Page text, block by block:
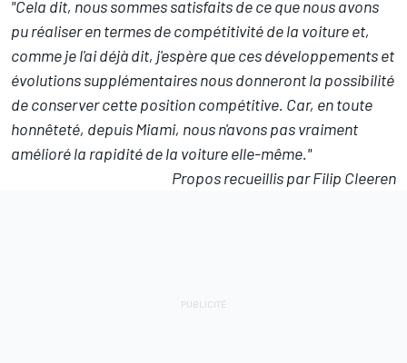
"Cela dit, nous sommes satisfaits de ce que nous avons
pu réaliser en termes de compétitivité de la voiture et,
comme je l'ai déjà dit, j'espère que ces développements et
évolutions supplémentaires nous donneront la possibilité
de conserver cette position compétitive. Car, en toute
honnêteté, depuis Miami, nous n'avons pas vraiment
amélioré la rapidité de la voiture elle-même."
Propos recueillis par Filip Cleeren